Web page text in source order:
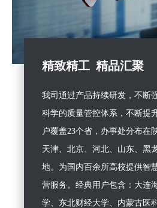
精致精工 精品汇聚
我司通过产品持续研发，不断
科学的质量管控体系，不断提
户覆盖23个省，办事处分布在
天津、北京、河北、山东、黑
地。为国内百余所高校提供智
营服务。经典用户包含：大连
学、东北财经大学、内蒙古医